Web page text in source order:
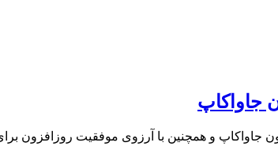
جاواکاپ